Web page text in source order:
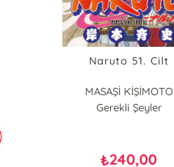
Naruto 51. Cilt
MASAŞİ KİŞİMOTO
Gerekli Şeyler
₺240,00